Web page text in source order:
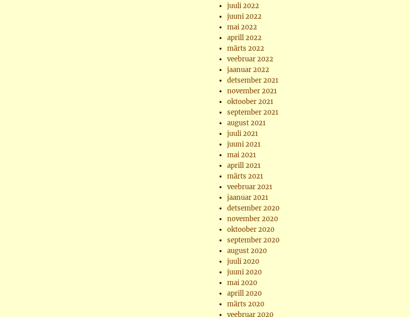
juuli 2022
juuni 2022
mai 2022
aprill 2022
märts 2022
veebruar 2022
jaanuar 2022
detsember 2021
november 2021
oktoober 2021
september 2021
august 2021
juuli 2021
juuni 2021
mai 2021
aprill 2021
märts 2021
veebruar 2021
jaanuar 2021
detsember 2020
november 2020
oktoober 2020
september 2020
august 2020
juuli 2020
juuni 2020
mai 2020
aprill 2020
märts 2020
veebruar 2020